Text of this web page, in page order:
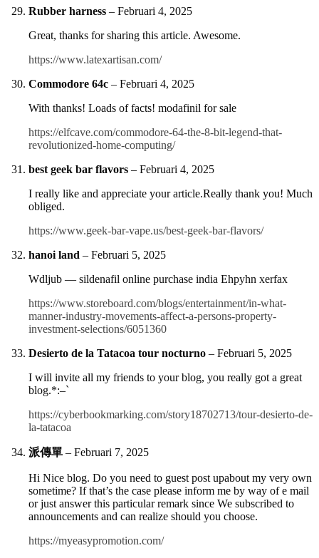
Rubber harness – Februari 4, 2025
Great, thanks for sharing this article. Awesome.
https://www.latexartisan.com/
Commodore 64c – Februari 4, 2025
With thanks! Loads of facts! modafinil for sale
https://elfcave.com/commodore-64-the-8-bit-legend-that-
revolutionized-home-computing/
best geek bar flavors – Februari 4, 2025
I really like and appreciate your article.Really thank you! Much
obliged.
https://www.geek-bar-vape.us/best-geek-bar-flavors/
hanoi land – Februari 5, 2025
Wdljub — sildenafil online purchase india Ehpyhn xerfax
https://www.storeboard.com/blogs/entertainment/in-what-
manner-industry-movements-affect-a-persons-property-
investment-selections/6051360
Desierto de la Tatacoa tour nocturno – Februari 5, 2025
I will invite all my friends to your blog, you really got a great
blog.*:–`
https://cyberbookmarking.com/story18702713/tour-desierto-de-
la-tatacoa
派傳單 – Februari 7, 2025
Hi Nice blog. Do you need to guest post upabout my very own
sometime? If that’s the case please inform me by way of e mail
or just answer this particular remark since We subscribed to
announcements and can realize should you choose.
https://myeasypromotion.com/